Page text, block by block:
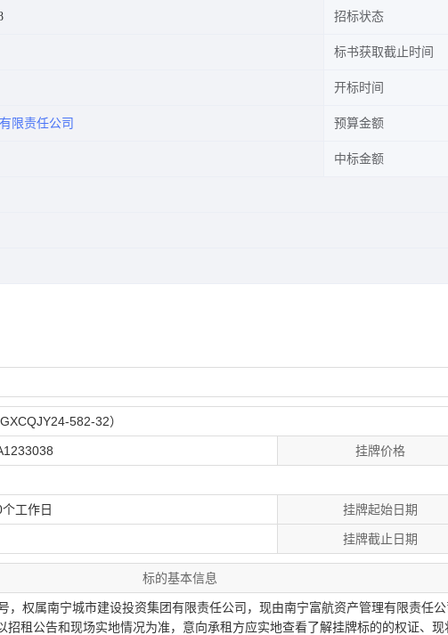
招标状态
标书获取截止时间
开标时间
限责任公司 预算金额
中标金额
582-32）
挂牌价格
工作日 挂牌起始日期
挂牌截止日期
标的基本信息
，权属南宁城市建设投资集团有限责任公司，现由南宁富航资产管理有限责任
租公告和现场实地情况为准，意向承租方应实地查看了解挂牌标的的权证、